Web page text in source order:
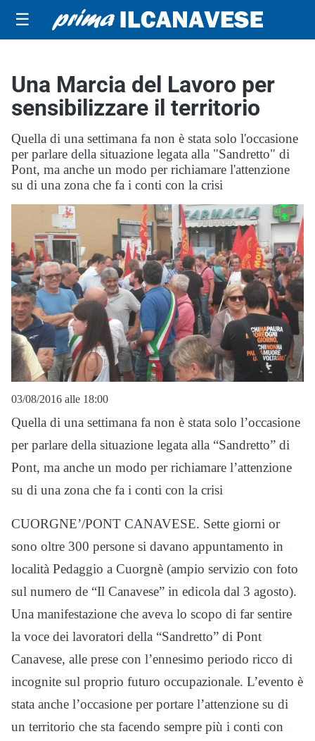
☰
Una Marcia del Lavoro per
sensibilizzare il territorio
Quella di una settimana fa non è stata solo l'occasione
per parlare della situazione legata alla "Sandretto" di
Pont, ma anche un modo per richiamare l'attenzione
su di una zona che fa i conti con la crisi
03/08/2016 alle 18:00
Quella di una settimana fa non è stata solo l’occasione
per parlare della situazione legata alla “Sandretto” di
Pont, ma anche un modo per richiamare l’attenzione
su di una zona che fa i conti con la crisi
CUORGNE’/PONT CANAVESE. Sette giorni or
sono oltre 300 persone si davano appuntamento in
località Pedaggio a Cuorgnè (ampio servizio con foto
sul numero de “Il Canavese” in edicola dal 3 agosto).
Una manifestazione che aveva lo scopo di far sentire
la voce dei lavoratori della “Sandretto” di Pont
Canavese, alle prese con l’ennesimo periodo ricco di
incognite sul proprio futuro occupazionale. L’evento è
stata anche l’occasione per portare l’attenzione su di
un territorio che sta facendo sempre più i conti con